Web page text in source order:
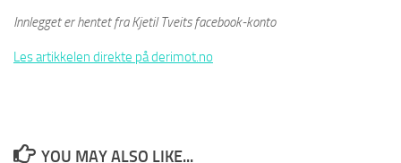
Innlegget er hentet fra Kjetil Tveits facebook-konto
Les artikkelen direkte på derimot.no
YOU MAY ALSO LIKE...